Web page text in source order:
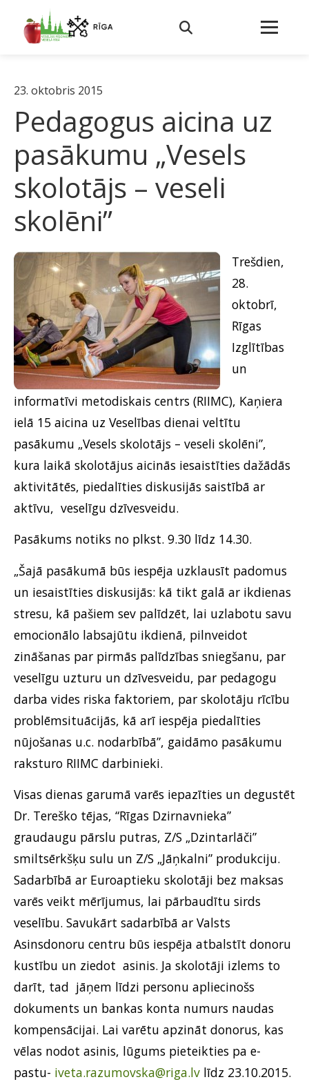
23. oktobris 2015
Pedagogus aicina uz
pasākumu „Vesels
skolotājs – veseli
skolēni”
Trešdien,
28.
oktobrī,
Rīgas
Izglītības
un
informatīvi metodiskais centrs (RIIMC), Kaņiera
ielā 15 aicina uz Veselības dienai veltītu
pasākumu „Vesels skolotājs – veseli skolēni”,
kura laikā skolotājus aicinās iesaistīties dažādās
aktivitātēs, piedalīties diskusijās saistībā ar
aktīvu, veselīgu dzīvesveidu.
Pasākums notiks no plkst. 9.30 līdz 14.30.
„Šajā pasākumā būs iespēja uzklausīt padomus
un iesaistīties diskusijās: kā tikt galā ar ikdienas
stresu, kā pašiem sev palīdzēt, lai uzlabotu savu
emocionālo labsajūtu ikdienā, pilnveidot
zināšanas par pirmās palīdzības sniegšanu, par
veselīgu uzturu un dzīvesveidu, par pedagogu
darba vides riska faktoriem, par skolotāju rīcību
problēmsituācijās, kā arī iespēja piedalīties
nūjošanas u.c. nodarbībā”, gaidāmo pasākumu
raksturo RIIMC darbinieki.
Visas dienas garumā varēs iepazīties un degustēt
Dr. Tereško tējas, “Rīgas Dzirnavnieka”
graudaugu pārslu putras, Z/S „Dzintarlāči”
smiltsērkšķu sulu un Z/S „Jāņkalni” produkciju.
Sadarbībā ar Euroaptieku skolotāji bez maksas
varēs veikt mērījumus, lai pārbaudītu sirds
veselību. Savukārt sadarbībā ar Valsts
Asinsdonoru centru būs iespēja atbalstīt donoru
kustību un ziedot asinis. Ja skolotāji izlems to
darīt, tad jāņem līdzi personu apliecinošs
dokuments un bankas konta numurs naudas
kompensācijai. Lai varētu apzināt donorus, kas
vēlas nodot asinis, lūgums pieteikties pa e-
pastu- iveta.razumovska@riga.lv līdz 23.10.2015.